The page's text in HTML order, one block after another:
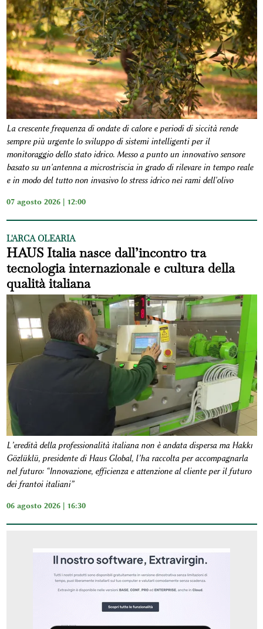
La crescente frequenza di ondate di calore e periodi di siccità rende
sempre più urgente lo sviluppo di sistemi intelligenti per il
monitoraggio dello stato idrico. Messo a punto un innovativo sensore
basato su un'antenna a microstriscia in grado di rilevare in tempo reale
e in modo del tutto non invasivo lo stress idrico nei rami dell'olivo
07 agosto 2026 | 12:00
L'ARCA OLEARIA
HAUS Italia nasce dall’incontro tra
tecnologia internazionale e cultura della
qualità italiana
L’eredità della professionalità italiana non è andata dispersa ma Hakkı
Gözlüklü, presidente di Haus Global, l’ha raccolta per accompagnarla
nel futuro: “Innovazione, efficienza e attenzione al cliente per il futuro
dei frantoi italiani”
06 agosto 2026 | 16:30